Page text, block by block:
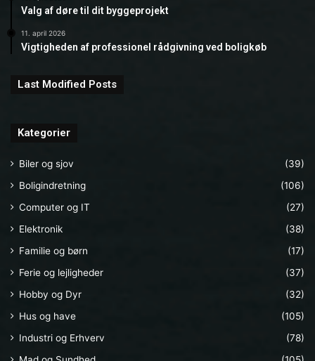
Valg af døre til dit byggeprojekt
11. april 2026
Vigtigheden af professionel rådgivning ved boligkøb
Last Modified Posts
Kategorier
Biler og sjov
(39)
Boligindretning
(106)
Computer og IT
(27)
Elektronik
(38)
Familie og børn
(17)
Ferie og lejligheder
(37)
Hobby og Dyr
(32)
Hus og have
(105)
Industri og Erhverv
(78)